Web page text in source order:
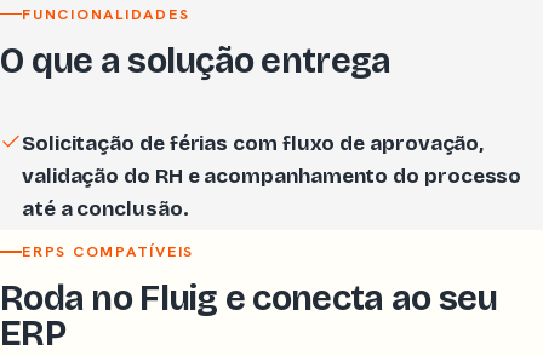
FUNCIONALIDADES
O que a solução entrega
Solicitação de férias com fluxo de aprovação,
validação do RH e acompanhamento do processo
até a conclusão.
ERPS COMPATÍVEIS
Roda no Fluig e conecta ao seu
ERP